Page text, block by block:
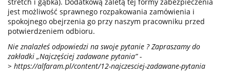
jest możliwość sprawnego rozpakowania zamówienia i
spokojnego obejrzenia go przy naszym pracowniku przed
potwierdzeniem odbioru.
Nie znalazłeś odpowiedzi na swoje pytanie ? Zapraszamy do
zakładki „Najczęściej zadawane pytania” -
> https://alfaram.pl/content/12-najczesciej-zadawane-pytania